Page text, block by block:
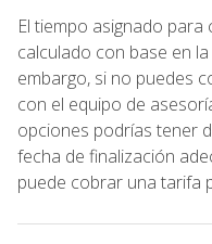
El tiempo asignado
calculado con base en
embargo, si no puedes
con el equipo de
opciones podrías tener
fecha de finalización
puede cobrar una tarifa